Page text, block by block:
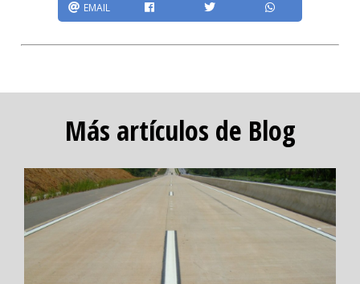
EMAIL
Más artículos de Blog